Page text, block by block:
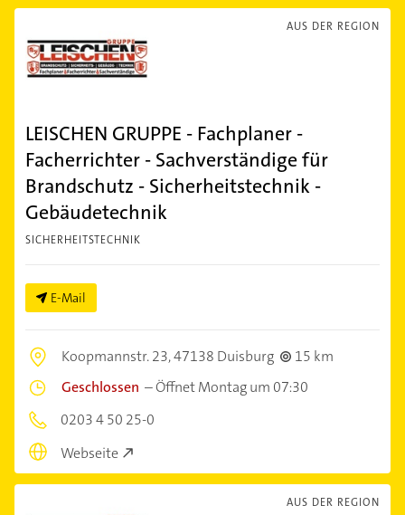
AUS DER REGION
LEISCHEN GRUPPE - Fachplaner -
Facherrichter - Sachverständige für
Brandschutz - Sicherheitstechnik -
Gebäudetechnik
SICHERHEITSTECHNIK
E-Mail
Koopmannstr. 23,47138 Duisburg
15 km
Geschlossen –Öffnet Montag um 07:30
0203 4 50 25-0
Webseite
AUS DER REGION